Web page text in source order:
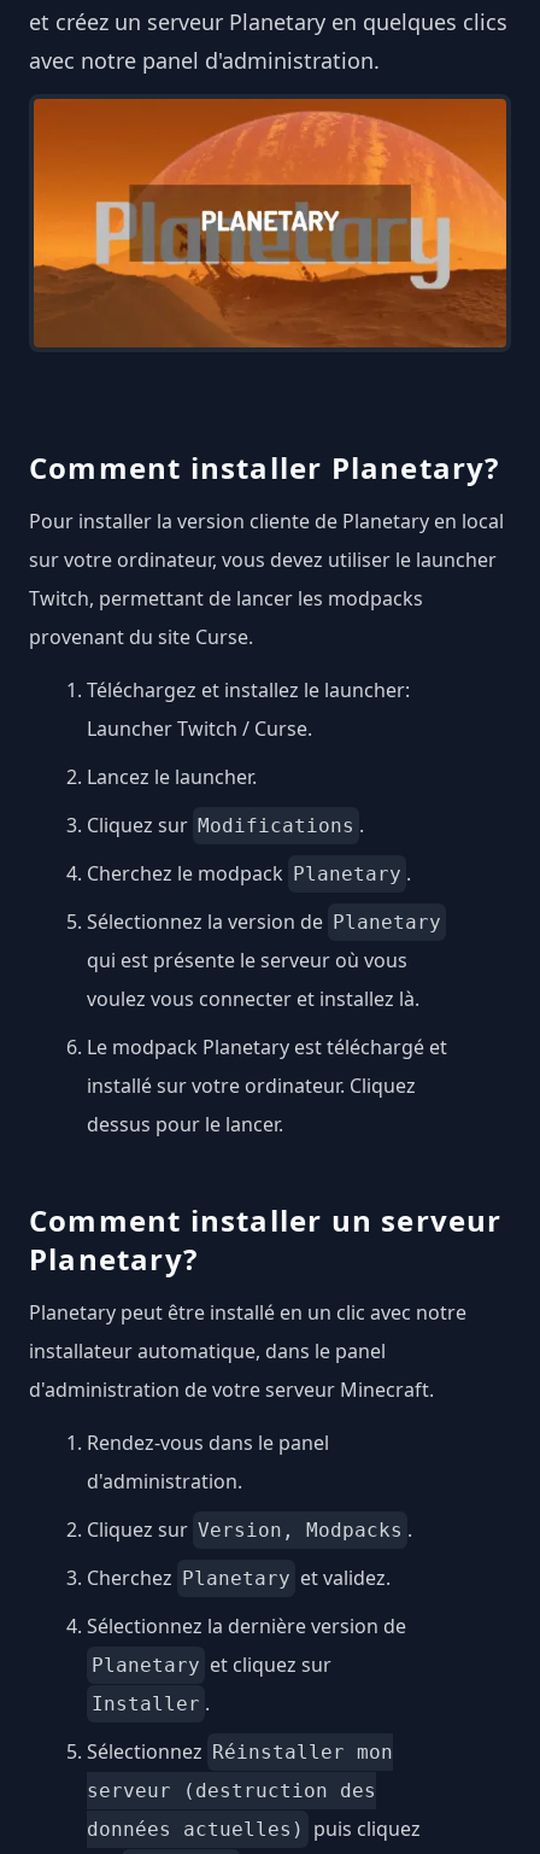
et créez un serveur Planetary en quelques clics
avec notre panel d'administration.
Comment installer Planetary?
Pour installer la version cliente de Planetary en local
sur votre ordinateur, vous devez utiliser le launcher
Twitch, permettant de lancer les modpacks
provenant du site Curse.
Téléchargez et installez le launcher:
Launcher Twitch / Curse.
Lancez le launcher.
Cliquez sur Modifications .
Cherchez le modpack
Planetary .
Sélectionnez la version de Planetary
qui est présente le serveur où vous
voulez vous connecter et installez là.
Le modpack Planetary est téléchargé et
installé sur votre ordinateur. Cliquez
dessus pour le lancer.
Comment installer un serveur
Planetary?
Planetary peut être installé en un clic avec notre
installateur automatique, dans le panel
d'administration de votre serveur Minecraft.
Rendez-vous dans le panel
d'administration.
Cliquez sur Version, Modpacks .
Cherchez
Planetary et validez.
Sélectionnez la dernière version de
Planetary et cliquez sur
Installer .
Sélectionnez Réinstaller mon
serveur (destruction des
données actuelles)
puis cliquez